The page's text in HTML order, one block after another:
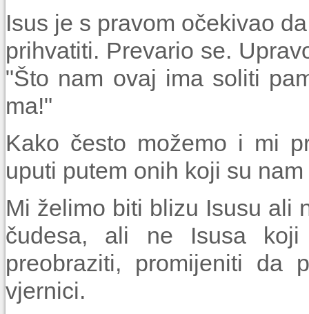
Isus je s pravom očekivao
prihvatiti. Prevario se.
"Što nam ovaj ima soliti
ma!"
Kako često možemo i mi
uputi putem onih koji su
Mi želimo biti blizu Isusu ali
čudesa, ali ne Isusa
preobraziti, promijeniti da
vjernici.